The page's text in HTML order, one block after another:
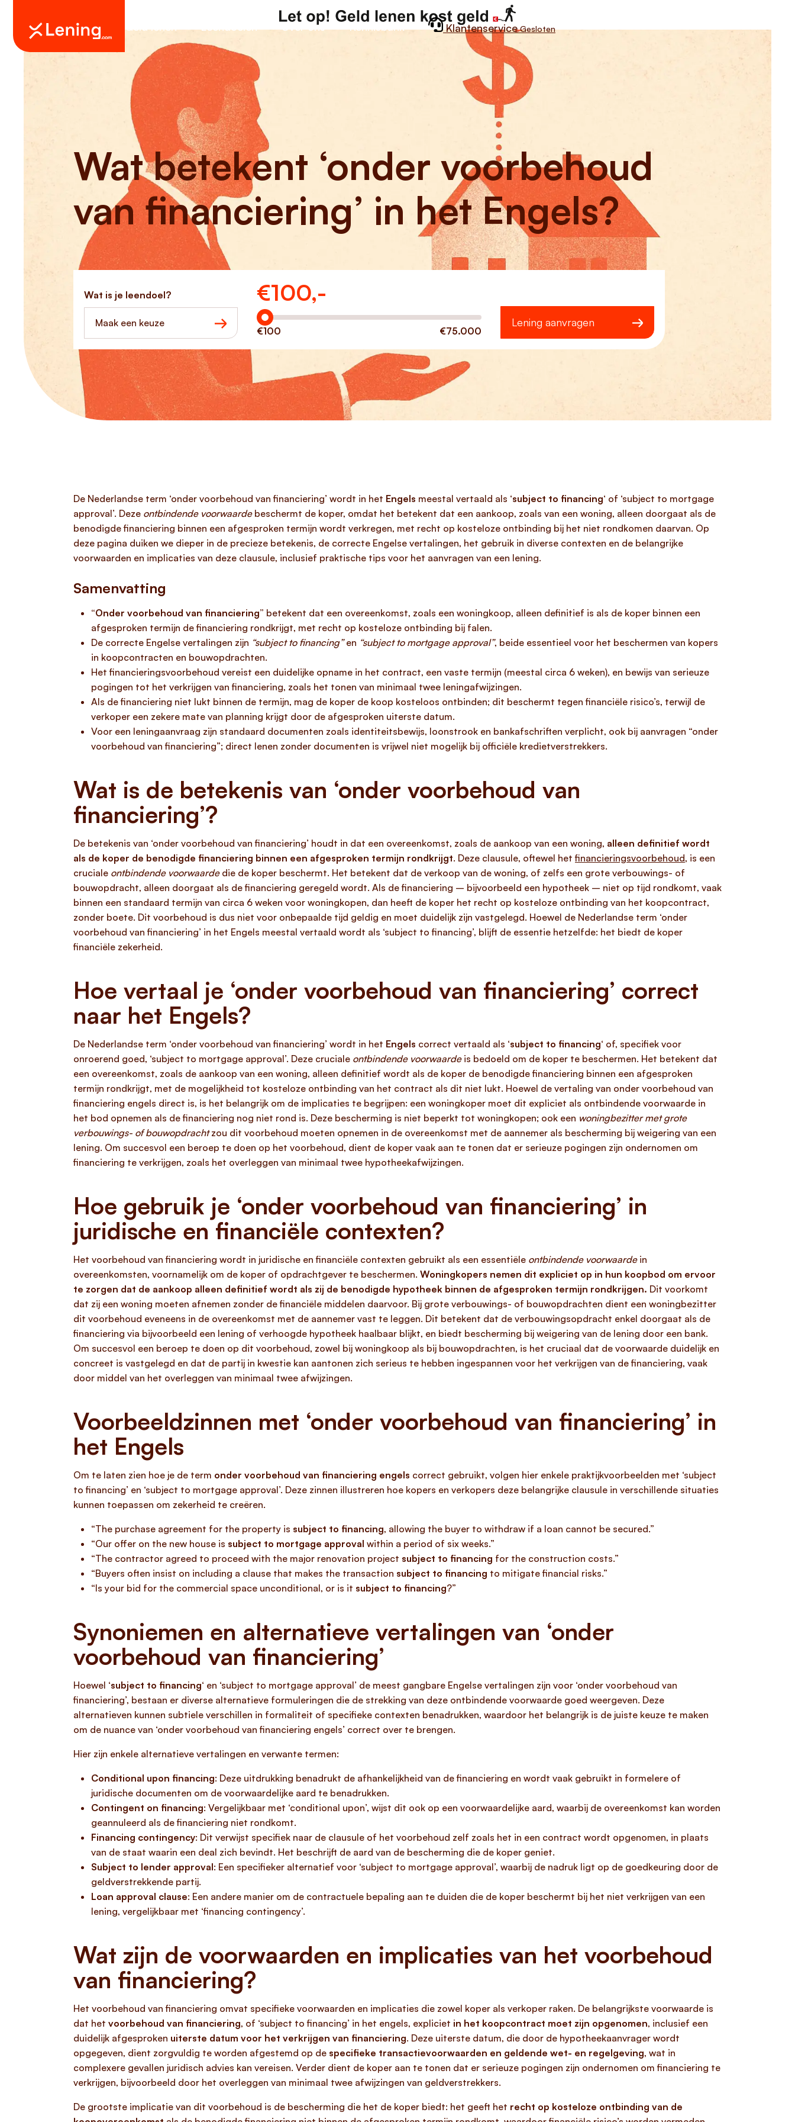
Geld lenen Leendoelen Over ons Kennisbank Klantenservice Gesloten
Wat betekent ‘onder voorbehoud
van financiering’ in het Engels?
Wat is je leendoel?
Maak een keuze
€100,-
Hoeveel wilt u lenen?
€100 €75.000
Lening aanvragen
De Nederlandse term ‘onder voorbehoud van financiering’ wordt in het Engels meestal vertaald als ‘subject to financing‘ of ‘subject to mortgage
approval’. Deze ontbindende voorwaardebeschermt de koper, omdat het betekent dat een aankoop, zoals van een woning, alleen doorgaat als de
benodigde financiering binnen een afgesproken termijn wordt verkregen, met recht op kosteloze ontbinding bij het niet rondkomen daarvan. Op
deze pagina duiken we dieper in de precieze betekenis, de correcte Engelse vertalingen, het gebruik in diverse contexten en de belangrijke
voorwaarden en implicaties van deze clausule, inclusief praktische tips voor het aanvragen van een lening.
Samenvatting
“Onder voorbehoud van financiering” betekent dat een overeenkomst, zoals een woningkoop, alleen definitief is als de koper binnen een
afgesproken termijn de financiering rondkrijgt, met recht op kosteloze ontbinding bij falen.
De correcte Engelse vertalingen zijn “subject to financing”en “subject to mortgage approval”, beide essentieel voor het beschermen van kopers
in koopcontracten en bouwopdrachten.
Het financieringsvoorbehoud vereist een duidelijke opname in het contract, een vaste termijn (meestal circa 6 weken), en bewijs van serieuze
pogingen tot het verkrijgen van financiering, zoals het tonen van minimaal twee leningafwijzingen.
Als de financiering niet lukt binnen de termijn, mag de koper de koop kosteloos ontbinden; dit beschermt tegen financiële risico’s, terwijl de
verkoper een zekere mate van planning krijgt door de afgesproken uiterste datum.
Voor een leningaanvraag zijn standaard documenten zoals identiteitsbewijs, loonstrook en bankafschriften verplicht, ook bij aanvragen “onder
voorbehoud van financiering”; direct lenen zonder documenten is vrijwel niet mogelijk bij officiële kredietverstrekkers.
Wat is de betekenis van ‘onder voorbehoud van
financiering’?
De betekenis van ‘onder voorbehoud van financiering’ houdt in dat een overeenkomst, zoals de aankoop van een woning, alleen definitief wordt
als de koper de benodigde financiering binnen een afgesproken termijn rondkrijgt. Deze clausule, oftewel hetfinancieringsvoorbehoud, is een
cruciale ontbindende voorwaardedie de koper beschermt. Het betekent dat de verkoop van de woning, of zelfs een grote verbouwings- of
bouwopdracht, alleen doorgaat als de financiering geregeld wordt. Als de financiering – bijvoorbeeld een hypotheek – niet op tijd rondkomt, vaak
binnen een standaard termijn van circa 6 weken voor woningkopen, dan heeft de koper het recht op kosteloze ontbinding van het koopcontract,
zonder boete. Dit voorbehoud is dus niet voor onbepaalde tijd geldig en moet duidelijk zijn vastgelegd. Hoewel de Nederlandse term ‘onder
voorbehoud van financiering’ in het Engels meestal vertaald wordt als ‘subject to financing’, blijft de essentie hetzelfde: het biedt de koper
financiële zekerheid.
Hoe vertaal je ‘onder voorbehoud van financiering’ correct
naar het Engels?
De Nederlandse term ‘onder voorbehoud van financiering’ wordt in het Engels correct vertaald als ‘subject to financing‘ of, specifiek voor
onroerend goed, ‘subject to mortgage approval’. Deze cruciale ontbindende voorwaardeis bedoeld om de koper te beschermen. Het betekent dat
een overeenkomst, zoals de aankoop van een woning, alleen definitief wordt als de koper de benodigde financiering binnen een afgesproken
termijn rondkrijgt, met de mogelijkheid tot kosteloze ontbinding van het contract als dit niet lukt. Hoewel de vertaling van onder voorbehoud van
financiering engels direct is, is het belangrijk om de implicaties te begrijpen: een woningkoper moet dit expliciet als ontbindende voorwaarde in
het bod opnemen als de financiering nog niet rond is. Deze bescherming is niet beperkt tot woningkopen; ook een woningbezitter met grote
verbouwings- of bouwopdrachtzou dit voorbehoud moeten opnemen in de overeenkomst met de aannemer als bescherming bij weigering van een
lening. Om succesvol een beroep te doen op het voorbehoud, dient de koper vaak aan te tonen dat er serieuze pogingen zijn ondernomen om
financiering te verkrijgen, zoals het overleggen van minimaal twee hypotheekafwijzingen.
Hoe gebruik je ‘onder voorbehoud van financiering’ in
juridische en financiële contexten?
Het voorbehoud van financiering wordt in juridische en financiële contexten gebruikt als een essentiële ontbindende voorwaardein
overeenkomsten, voornamelijk om de koper of opdrachtgever te beschermen. Woningkopers nemen dit expliciet op in hun koopbod om ervoor
te zorgen dat de aankoop alleen definitief wordt als zij de benodigde hypotheek binnen de afgesproken termijn rondkrijgen. Dit voorkomt
dat zij een woning moeten afnemen zonder de financiële middelen daarvoor. Bij grote verbouwings- of bouwopdrachten dient een woningbezitter
dit voorbehoud eveneens in de overeenkomst met de aannemer vast te leggen. Dit betekent dat de verbouwingsopdracht enkel doorgaat als de
financiering via bijvoorbeeld een lening of verhoogde hypotheek haalbaar blijkt, en biedt bescherming bij weigering van de lening door een bank.
Om succesvol een beroep te doen op dit voorbehoud, zowel bij woningkoop als bij bouwopdrachten, is het cruciaal dat de voorwaarde duidelijk en
concreet is vastgelegd en dat de partij in kwestie kan aantonen zich serieus te hebben ingespannen voor het verkrijgen van de financiering, vaak
door middel van het overleggen van minimaal twee afwijzingen.
Voorbeeldzinnen met ‘onder voorbehoud van financiering’ in
het Engels
Om te laten zien hoe je de term onder voorbehoud van financiering engels correct gebruikt, volgen hier enkele praktijkvoorbeelden met ‘subject
to financing’ en ‘subject to mortgage approval’. Deze zinnen illustreren hoe kopers en verkopers deze belangrijke clausule in verschillende situaties
kunnen toepassen om zekerheid te creëren.
“The purchase agreement for the property is subject to financing, allowing the buyer to withdraw if a loan cannot be secured.”
“Our offer on the new house is subject to mortgage approval within a period of six weeks.”
“The contractor agreed to proceed with the major renovation project subject to financing for the construction costs.”
“Buyers often insist on including a clause that makes the transaction subject to financing to mitigate financial risks.”
“Is your bid for the commercial space unconditional, or is it subject to financing?”
Synoniemen en alternatieve vertalingen van ‘onder
voorbehoud van financiering’
Hoewel ‘subject to financing‘ en ‘subject to mortgage approval’ de meest gangbare Engelse vertalingen zijn voor ‘onder voorbehoud van
financiering’, bestaan er diverse alternatieve formuleringen die de strekking van deze ontbindende voorwaarde goed weergeven. Deze
alternatieven kunnen subtiele verschillen in formaliteit of specifieke contexten benadrukken, waardoor het belangrijk is de juiste keuze te maken
om de nuance van ‘onder voorbehoud van financiering engels’ correct over te brengen.
Hier zijn enkele alternatieve vertalingen en verwante termen:
Conditional upon financing: Deze uitdrukking benadrukt de afhankelijkheid van de financiering en wordt vaak gebruikt in formelere of
juridische documenten om de voorwaardelijke aard te benadrukken.
Contingent on financing: Vergelijkbaar met ‘conditional upon’, wijst dit ook op een voorwaardelijke aard, waarbij de overeenkomst kan worden
geannuleerd als de financiering niet rondkomt.
Financing contingency: Dit verwijst specifiek naar de clausule of het voorbehoud zelf zoals het in een contract wordt opgenomen, in plaats
van de staat waarin een deal zich bevindt. Het beschrijft de aard van de bescherming die de koper geniet.
Subject to lender approval: Een specifieker alternatief voor ‘subject to mortgage approval’, waarbij de nadruk ligt op de goedkeuring door de
geldverstrekkende partij.
Loan approval clause: Een andere manier om de contractuele bepaling aan te duiden die de koper beschermt bij het niet verkrijgen van een
lening, vergelijkbaar met ‘financing contingency’.
Wat zijn de voorwaarden en implicaties van het voorbehoud
van financiering?
Het voorbehoud van financiering omvat specifieke voorwaarden en implicaties die zowel koper als verkoper raken. De belangrijkste voorwaarde is
dat het voorbehoud van financiering, of ‘subject to financing’ in het engels, expliciet in het koopcontract moet zijn opgenomen, inclusief een
duidelijk afgesproken uiterste datum voor het verkrijgen van financiering. Deze uiterste datum, die door de hypotheekaanvrager wordt
opgegeven, dient zorgvuldig te worden afgestemd op de specifieke transactievoorwaarden en geldende wet- en regelgeving, wat in
complexere gevallen juridisch advies kan vereisen. Verder dient de koper aan te tonen dat er serieuze pogingen zijn ondernomen om financiering te
verkrijgen, bijvoorbeeld door het overleggen van minimaal twee afwijzingen van geldverstrekkers.
De grootste implicatie van dit voorbehoud is de bescherming die het de koper biedt: het geeft het recht op kosteloze ontbinding van de